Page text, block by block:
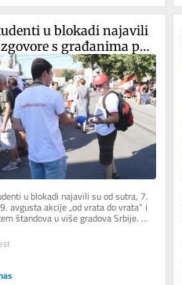
u blokadi najavili
s građanima po
od sutra do 9. avgusta
u blokadi najavili su od sutra, 7.
avgusta akcije „od vrata do vrata“ i
štandova u više gradova Srbije.
su, na...